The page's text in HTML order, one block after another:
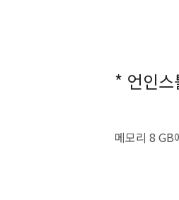
* 언인스
메모리 8 GB